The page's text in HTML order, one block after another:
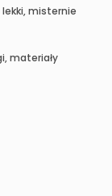
misternie
materiały